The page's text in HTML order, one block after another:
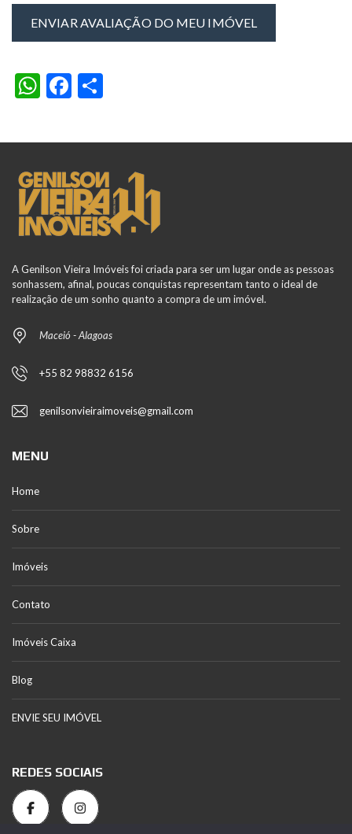
W
at
A
p
p
F
e
o
o
k
ar
A Genilson Vieira Imóveis foi criada para ser um lugar onde as pessoas
sonhassem, afinal, poucas conquistas representam tanto o ideal de
realização de um sonho quanto a compra de um imóvel.
Maceió - Alagoas
+55 82 98832 6156
genilsonvieiraimoveis@gmail.com
MENU
Home
Sobre
Imóveis
Contato
Imóveis Caixa
Blog
ENVIE SEU IMÓVEL
REDES SOCIAIS